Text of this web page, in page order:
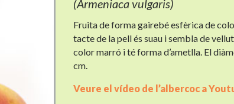
(Armeniaca vulgaris)
Fruita de forma gairebé esfèrica de
tacte de la pell és suau i sembla de
color marró i té forma d’ametlla. El
cm.
Veure el vídeo de l’albercoc a